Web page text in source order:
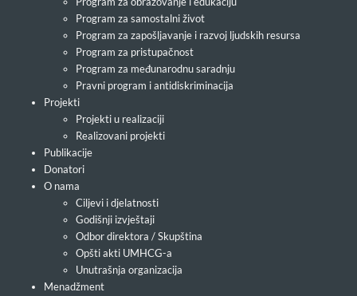
Program za samostalni život
Program za zapošljavanje i razvoj ljudskih resursa
Program za pristupačnost
Program za međunarodnu saradnju
Pravni program i antidiskriminacija
Projekti
Projekti u realizaciji
Realizovani projekti
Publikacije
Donatori
O nama
Ciljevi i djelatnosti
Godišnji izvještaji
Odbor direktora / Skupština
Opšti akti UMHCG-a
Unutrašnja organizacija
Menadžment